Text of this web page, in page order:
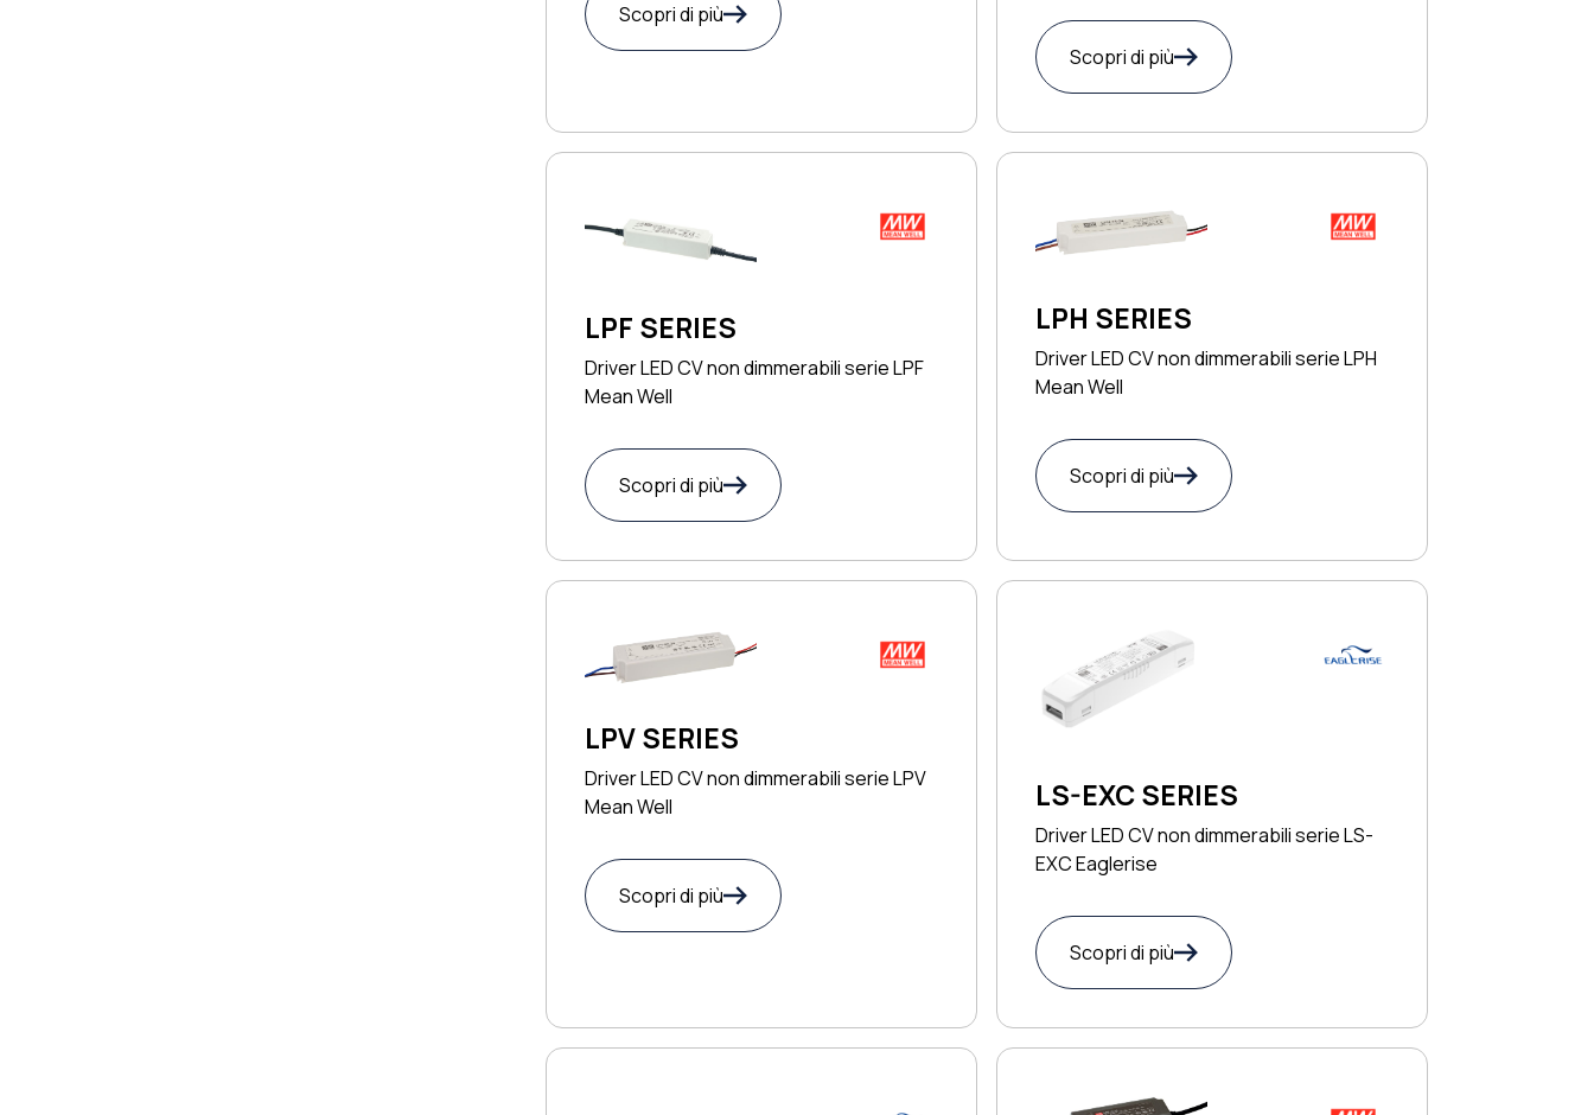
Scopri di più
Scopri di più
LPF SERIES
Driver LED CV non dimmerabili serie LPF
Mean Well
Scopri di più
LPH SERIES
Driver LED CV non dimmerabili serie LPH
Mean Well
Scopri di più
LPV SERIES
Driver LED CV non dimmerabili serie LPV
Mean Well
Scopri di più
LS-EXC SERIES
Driver LED CV non dimmerabili serie LS-
EXC Eaglerise
Scopri di più